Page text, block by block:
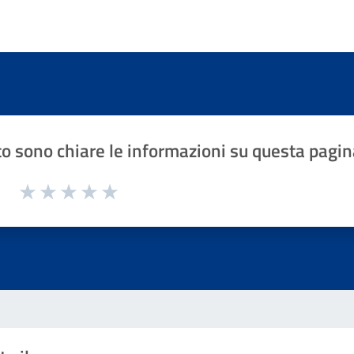
sono chiare le informazioni su questa
1 a 5 stelle la pagina